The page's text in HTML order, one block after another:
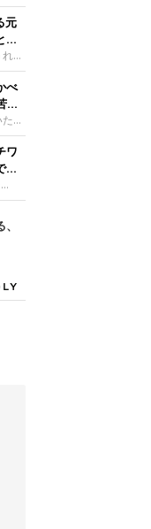
んの
ち
数
＠
楽
飼
寝
ざ
遊
び
介
材
影
は家
た
始
元
感
し
よう
ま
郎
な
旧
愛
をし
べ
手
元
手
寄
ケ
ビ
る
ち
投
な
っ
ル
ワ
穏
写
ん
ん
く
こ
の
ら
な
み